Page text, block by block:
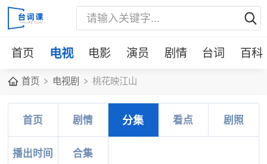
首页 电视 电影 演员 剧情 台词 百科
首页 电视剧 桃花映江山
首页 剧情 分集 看点 剧照
播出时间 合集